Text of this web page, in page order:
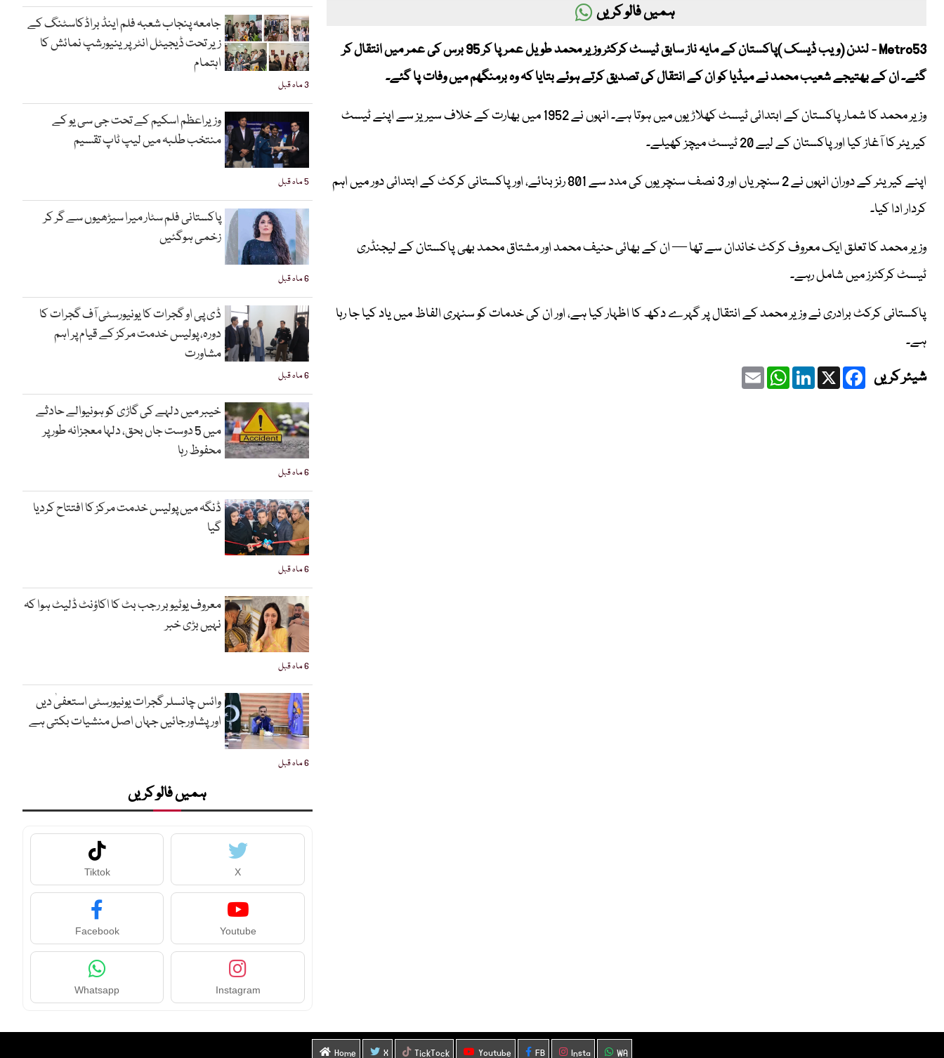
ہمیں فالو کریں
Metro53 - لندن (ویب ڈیسک )پاکستان کے مایہ ناز سابق ٹیسٹ کرکٹر وزیر محمد طویل عمر پا کر 95 برس کی عمر میں انتقال کر
گئے۔ ان کے بھتیجے شعیب محمد نے میڈیا کو ان کے انتقال کی تصدیق کرتے ہوئے بتایا کہ وہ برمنگھم میں وفات پا گئے۔
وزیر محمد کا شمار پاکستان کے ابتدائی ٹیسٹ کھلاڑیوں میں ہوتا ہے۔ انہوں نے 1952 میں بھارت کے خلاف سیریز سے اپنے ٹیسٹ
کیریئر کا آغاز کیا اور پاکستان کے لیے 20 ٹیسٹ میچز کھیلے۔
اپنے کیریئر کے دوران انہوں نے 2 سنچریاں اور 3 نصف سنچریوں کی مدد سے 801 رنز بنائے، اور پاکستانی کرکٹ کے ابتدائی دور میں اہم
کردار ادا کیا۔
وزیر محمد کا تعلق ایک معروف کرکٹ خاندان سے تھا — ان کے بھائی حنیف محمد اور مشتاق محمد بھی پاکستان کے لیجنڈری
ٹیسٹ کرکٹرز میں شامل رہے۔
پاکستانی کرکٹ برادری نے وزیر محمد کے انتقال پر گہرے دکھ کا اظہار کیا ہے، اور ان کی خدمات کو سنہری الفاظ میں یاد کیا جا رہا
ہے۔
شیئر کریں Facebook
X
LinkedIn
WhatsApp
Email
3 ماہ قبل
جامعہ پنجاب شعبہ فلم اینڈ براڈکاسٹنگ کے
زیر تحت ڈیجیٹل انٹرپرینیورشپ نمائش کا
اہتمام
5 ماہ قبل
وزیراعظم اسکیم کے تحت جی سی یو کے
منتخب طلبہ میں لیپ ٹاپ تقسیم
6 ماہ قبل
پاکستانی فلم سٹار میرا سیڑھیوں سے گر کر
زخمی ہوگئیں
6 ماہ قبل
ڈی پی او گجرات کا یونیورسٹی آف گجرات کا
دورہ، پولیس خدمت مرکز کے قیام پر اہم
مشاورت
6 ماہ قبل
خیبر میں دلہے کی گاڑی کو ہونیوالے حادثے
میں 5 دوست جاں بحق، دلہا معجزانہ طور پر
محفوظ رہا
6 ماہ قبل
ڈنگہ میں پولیس خدمت مرکز کا افتتاح کردیا
گیا
6 ماہ قبل
معروف یوٹیوبر رجب بٹ کا اکاؤنٹ ڈلیٹ ہوا کہ
نہیں بڑی خبر
6 ماہ قبل
وائس چانسلر گجرات یونیورسٹی استعفیٰ دیں
اورپشاورجائیں جہاں اصل منشیات بکتی ہے
ہمیں فالو کریں
X
Tiktok
Youtube
Facebook
Instagram
Whatsapp
Home X TickTock Youtube FB Insta WA